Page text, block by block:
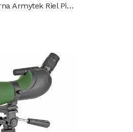
Montura para linterna Armytek Riel Picatinny AWM-06